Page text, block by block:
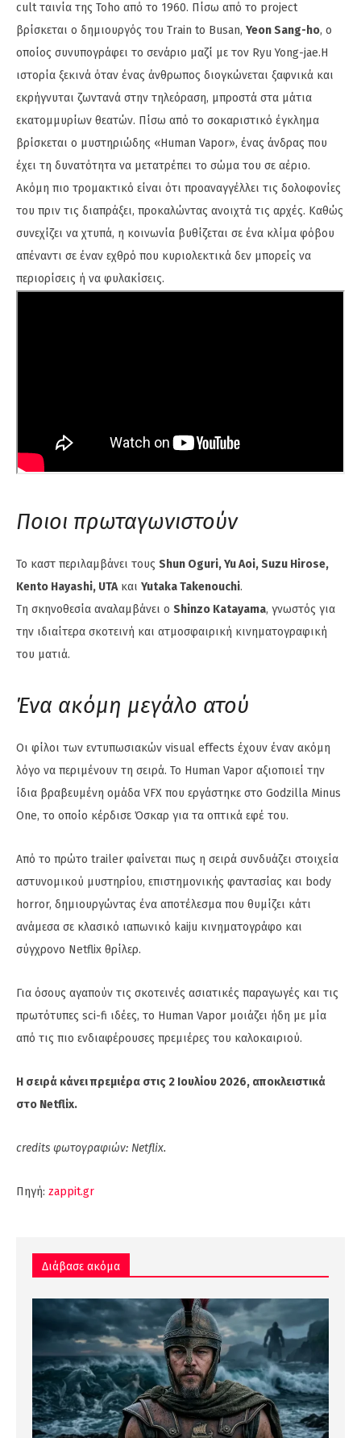
cult ταινία της Toho από το 1960. Πίσω από το project
βρίσκεται ο δημιουργός του Train to Busan, Yeon Sang-ho, ο
οποίος συνυπογράφει το σενάριο μαζί με τον Ryu Yong-jae.Η
ιστορία ξεκινά όταν ένας άνθρωπος διογκώνεται ξαφνικά και
εκρήγνυται ζωντανά στην τηλεόραση, μπροστά στα μάτια
εκατομμυρίων θεατών. Πίσω από το σοκαριστικό έγκλημα
βρίσκεται ο μυστηριώδης «Human Vapor», ένας άνδρας που
έχει τη δυνατότητα να μετατρέπει το σώμα του σε αέριο.
Ακόμη πιο τρομακτικό είναι ότι προαναγγέλλει τις δολοφονίες
του πριν τις διαπράξει, προκαλώντας ανοιχτά τις αρχές. Καθώς
συνεχίζει να χτυπά, η κοινωνία βυθίζεται σε ένα κλίμα φόβου
απέναντι σε έναν εχθρό που κυριολεκτικά δεν μπορείς να
περιορίσεις ή να φυλακίσεις.
Ποιοι πρωταγωνιστούν
Το καστ περιλαμβάνει τους Shun Oguri, Yu Aoi, Suzu Hirose,
Kento Hayashi, UTAκαι Yutaka Takenouchi.
Τη σκηνοθεσία αναλαμβάνει ο Shinzo Katayama, γνωστός για
την ιδιαίτερα σκοτεινή και ατμοσφαιρική κινηματογραφική
του ματιά.
Ένα ακόμη μεγάλο ατού
Οι φίλοι των εντυπωσιακών visual effects έχουν έναν ακόμη
λόγο να περιμένουν τη σειρά. Το Human Vapor αξιοποιεί την
ίδια βραβευμένη ομάδα VFX που εργάστηκε στο Godzilla Minus
One, το οποίο κέρδισε Όσκαρ για τα οπτικά εφέ του.
Από το πρώτο trailer φαίνεται πως η σειρά συνδυάζει στοιχεία
αστυνομικού μυστηρίου, επιστημονικής φαντασίας και body
horror, δημιουργώντας ένα αποτέλεσμα που θυμίζει κάτι
ανάμεσα σε κλασικό ιαπωνικό kaiju κινηματογράφο και
σύγχρονο Netflix θρίλερ.
Για όσους αγαπούν τις σκοτεινές ασιατικές παραγωγές και τις
πρωτότυπες sci-fi ιδέες, το Human Vapor μοιάζει ήδη με μία
από τις πιο ενδιαφέρουσες πρεμιέρες του καλοκαιριού.
Η σειρά κάνει πρεμιέρα στις 2 Ιουλίου 2026, αποκλειστικά
στο Netflix.
credits φωτογραφιών: Netflix.
Πηγή: zappit.gr
Διάβασε ακόμα